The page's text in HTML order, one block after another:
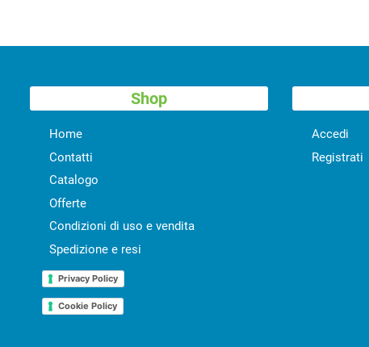
Shop
Home
Contatti
Catalogo
Offerte
Condizioni di uso e vendita
Spedizione e resi
Privacy Policy
Cookie Policy
Accedi
Registrati